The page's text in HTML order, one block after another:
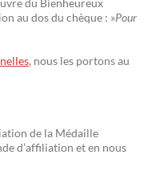
du Bienheureux
au dos du chèque : »Pour
, nous les portons au
de la Médaille
d’affiliation et en nous